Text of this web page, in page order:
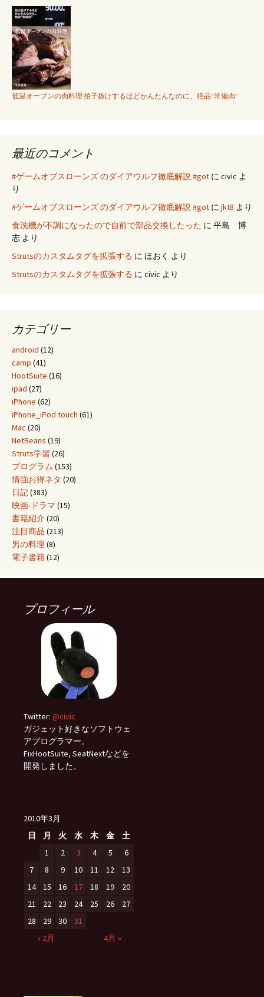
低温オーブンの肉料理 拍子抜けするほどかんたんなのに、絶品“常備肉”
最近のコメント
#ゲームオブスローンズ のダイアウルフ徹底解説 #got に civic よ
り
#ゲームオブスローンズ のダイアウルフ徹底解説 #got に jkt8 より
食洗機が不調になったので自前で部品交換したった に 平島 博
志 より
Strutsのカスタムタグを拡張する に ほおく より
Strutsのカスタムタグを拡張する に civic より
カテゴリー
android (12)
camp (41)
HootSuite (16)
ipad (27)
iPhone (62)
iPhone_iPod touch (61)
Mac (20)
NetBeans (19)
Struts学習 (26)
プログラム (153)
情強お得ネタ (20)
日記(383)
映画-ドラマ (15)
書籍紹介(20)
注目商品 (213)
男の料理 (8)
電子書籍(12)
プロフィール
Twitter: @civic
ガジェット好きなソフトウェ
アプログラマー。
FixHootSuite, SeatNextなどを
開発しました。
2010年3月
日
月 火 水 木 金
土
1
2 3 4 5
6
7
8 9 10 11 12
13
14
15 16 17 18 19
20
21
22 23 24 25 26
27
28
29 30
31
« 2月
4月 »